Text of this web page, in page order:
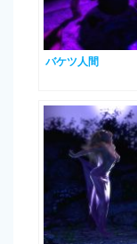
バケツ人間